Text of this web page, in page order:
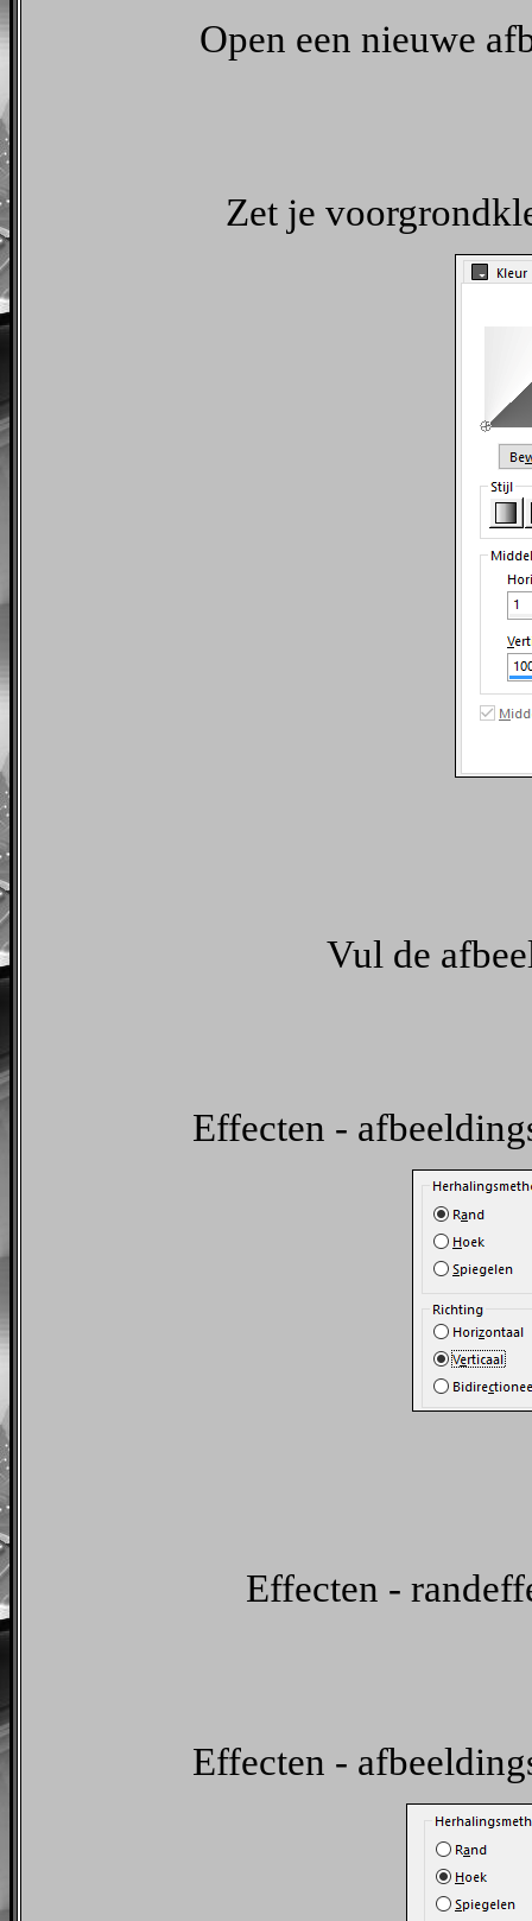
Open een nieuwe
Zet je
Vul de
Effecten -
Effecten -
Effecten -